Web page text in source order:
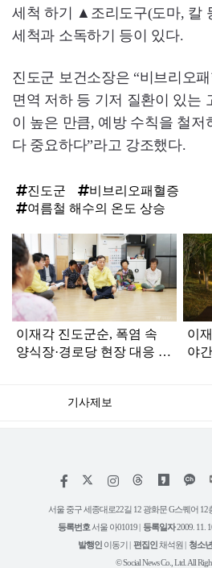
세척 하기 ▲조리도구(도마, 칼
세척과 소독하기 등이 있다.
진도군 보건소장은 “비브리오
면역 저하 등 기저 질환이 있는
이 높은 만큼, 예방 수칙을 철저
다 중요하다”라고 강조했다.
진도군
비브리오패혈증
여름철 해수의 온도 상승
탑
라
인
이재각 진도군순, 폭염 속
양식장·경로당 현장 대응 강
이
야
기사제보
페
스
인
타
램
서울 중구 세종대로22길 12 광화문 G스퀘어 12
등록번호 서울 아01019 | 등록일자2009. 11.
발행인 이동기 | 편집인채석원 | 청소
© Social News Co., Ltd. All